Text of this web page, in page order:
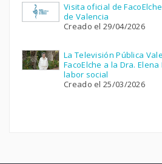
Visita oficial de
de Valencia
Creado el 29/04/2026
La Televisión Pública
FacoElche a la Dra.
labor social
Creado el 25/03/2026